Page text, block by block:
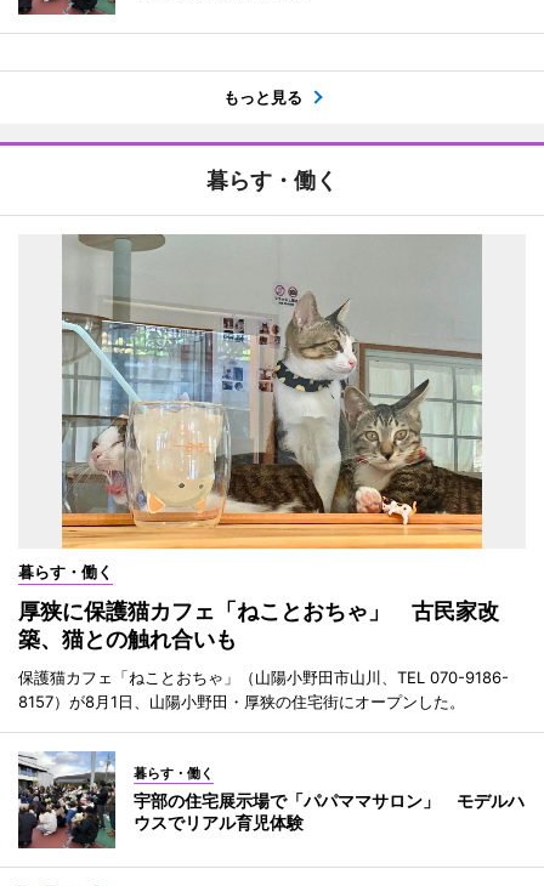
もっと見る
暮らす・働く
暮らす・働く
厚狭に保護猫カフェ「ねことおちゃ」 古民家改
築、猫との触れ合いも
保護猫カフェ「ねことおちゃ」（山陽小野田市山川、TEL 070-9186-
8157）が8月1日、山陽小野田・厚狭の住宅街にオープンした。
暮らす・働く
宇部の住宅展示場で「パパママサロン」 モデルハ
ウスでリアル育児体験